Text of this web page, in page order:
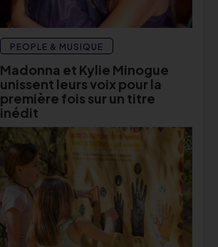
PEOPLE & MUSIQUE
Madonna et Kylie Minogue
unissent leurs voix pour la
première fois sur un titre
inédit